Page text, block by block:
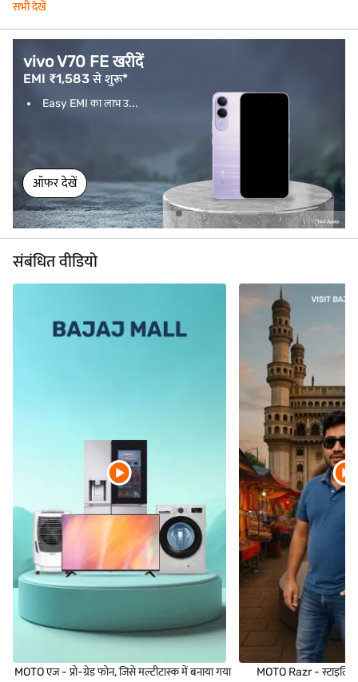
सभी देखें
vivo V70 FE खरीदें
EMI ₹1,583 से शुरू*
Easy EMI का लाभ उ...
ऑफर देखें
संबंधित वीडियो
MOTO एज - प्रो-ग्रेड फोन, जिसे मल्टीटास्क में बनाया गया
MOTO Razr -